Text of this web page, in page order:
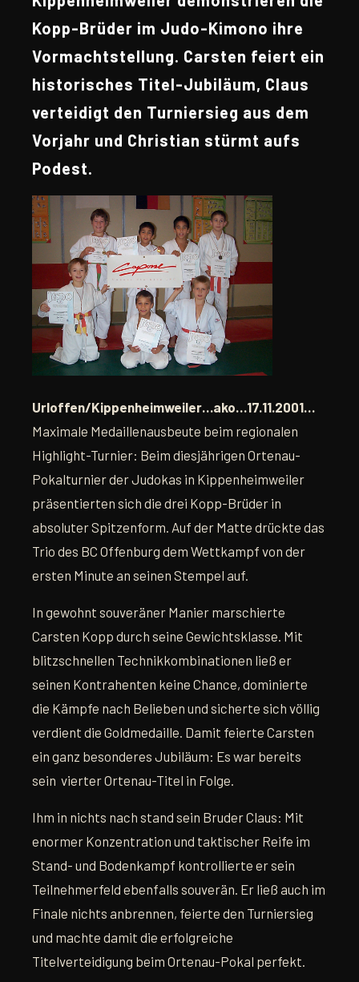
Kopp-Brüder im Judo-Kimono ihre
Vormachtstellung. Carsten feiert ein
historisches Titel-Jubiläum, Claus
verteidigt den Turniersieg aus dem
Vorjahr und Christian stürmt aufs
Podest.
Urloffen/Kippenheimweiler…ako…17.11.2001…
Maximale Medaillenausbeute beim regionalen
Highlight-Turnier: Beim diesjährigen Ortenau-
Pokalturnier der Judokas in Kippenheimweiler
präsentierten sich die drei Kopp-Brüder in
absoluter Spitzenform. Auf der Matte drückte das
Trio des BC Offenburg dem Wettkampf von der
ersten Minute an seinen Stempel auf.
In gewohnt souveräner Manier marschierte
Carsten Kopp durch seine Gewichtsklasse. Mit
blitzschnellen Technikkombinationen ließ er
seinen Kontrahenten keine Chance, dominierte
die Kämpfe nach Belieben und sicherte sich völlig
verdient die Goldmedaille. Damit feierte Carsten
ein ganz besonderes Jubiläum: Es war bereits
sein vierter Ortenau-Titel in Folge.
Ihm in nichts nach stand sein Bruder Claus: Mit
enormer Konzentration und taktischer Reife im
Stand- und Bodenkampf kontrollierte er sein
Teilnehmerfeld ebenfalls souverän. Er ließ auch im
Finale nichts anbrennen, feierte den Turniersieg
und machte damit die erfolgreiche
Titelverteidigung beim Ortenau-Pokal perfekt.